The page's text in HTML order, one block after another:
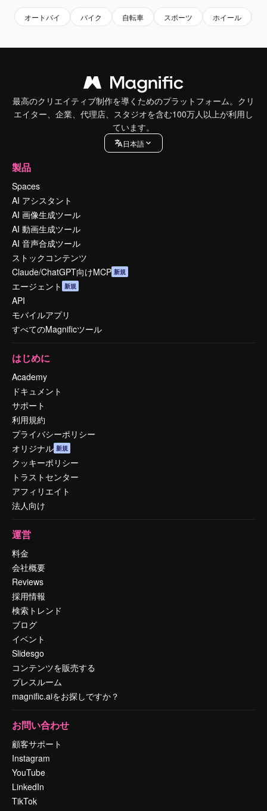
オートバイ バイク 自転車 スポーツ ホイール
最高のクリエイティブ制作を導くためのプラットフォーム。クリ
エイター、企業、代理店、スタジオを含む100万人以上が利用し
ています。
日本語
製品
Spaces
AI アシスタント
AI 画像生成ツール
AI 動画生成ツール
AI 音声合成ツール
ストックコンテンツ
Claude/ChatGPT向けMCP 新規
エージェント 新規
API
モバイルアプリ
すべてのMagnificツール
はじめに
Academy
ドキュメント
サポート
利用規約
プライバシーポリシー
オリジナル 新規
クッキーポリシー
トラストセンター
アフィリエイト
法人向け
運営
料金
会社概要
Reviews
採用情報
検索トレンド
ブログ
イベント
Slidesgo
コンテンツを販売する
プレスルーム
magnific.aiをお探しですか？
お問い合わせ
顧客サポート
Instagram
YouTube
LinkedIn
TikTok